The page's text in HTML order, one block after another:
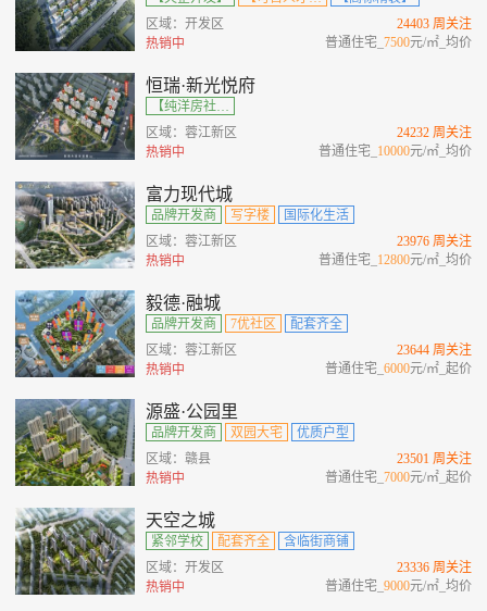
区域：开发区
热销中
24403 周关注
普通住宅_7500元/㎡_均价
恒瑞·新光悦府
【纯洋房社区】【改善楼盘】【毛坯交付】【超大景观阳台 】【私享电梯厅】
区域：蓉江新区
热销中
24232 周关注
普通住宅_ 10000元/㎡_均价
富力现代城
品牌开发商 写字楼
国际化生活
区域：蓉江新区
热销中
23976 周关注
普通住宅_ 12800元/㎡_均价
毅德·融城
品牌开发商 7优社区
配套齐全
区域：蓉江新区
热销中
23644 周关注
普通住宅_6000元/㎡_起价
源盛·公园里
品牌开发商 双园大宅
优质户型
区域：赣县
热销中
23501 周关注
普通住宅_7000元/㎡_起价
天空之城
紧邻学校 配套齐全
含临街商铺
区域：开发区
热销中
23336 周关注
普通住宅_9000元/㎡_均价